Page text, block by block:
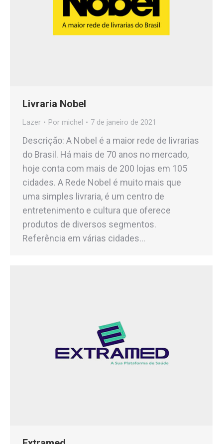
Livraria Nobel
Lazer Por michel 7 de janeiro de 2021
Descrição: A Nobel é a maior rede de livrarias
do Brasil. Há mais de 70 anos no mercado,
hoje conta com mais de 200 lojas em 105
cidades. A Rede Nobel é muito mais que
uma simples livraria, é um centro de
entretenimento e cultura que oferece
produtos de diversos segmentos.
Referência em várias cidades…